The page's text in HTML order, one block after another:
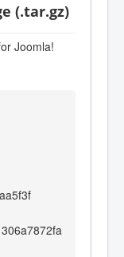
(.tar.gz)
Joomla!